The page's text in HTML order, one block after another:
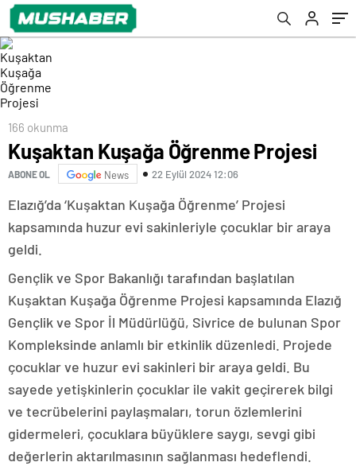
166 okunma
Kuşaktan Kuşağa Öğrenme Projesi
ABONE OL News 22 Eylül 2024 12:06
Elazığ’da ‘Kuşaktan Kuşağa Öğrenme’ Projesi
kapsamında huzur evi sakinleriyle çocuklar bir araya
geldi.
Gençlik ve Spor Bakanlığı tarafından başlatılan
Kuşaktan Kuşağa Öğrenme Projesi kapsamında Elazığ
Gençlik ve Spor İl Müdürlüğü, Sivrice de bulunan Spor
Kompleksinde anlamlı bir etkinlik düzenledi. Projede
çocuklar ve huzur evi sakinleri bir araya geldi. Bu
sayede yetişkinlerin çocuklar ile vakit geçirerek bilgi
ve tecrübelerini paylaşmaları, torun özlemlerini
gidermeleri, çocuklara büyüklere saygı, sevgi gibi
değerlerin aktarılmasının sağlanması hedeflendi.